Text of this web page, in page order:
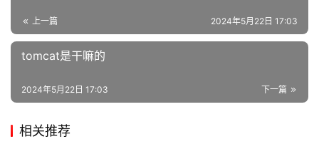
上一篇 2024年5月22日 17:03
tomcat是干嘛的
下一篇
2024年5月22日 17:03
相关推荐